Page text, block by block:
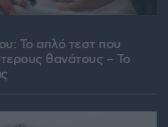
Το απλό τεστ που
θανάτους – Το